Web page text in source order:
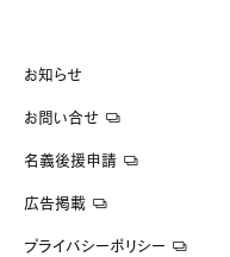
お知らせ
お問い合せ
名義後援申請
広告掲載
プライバシーポリシー